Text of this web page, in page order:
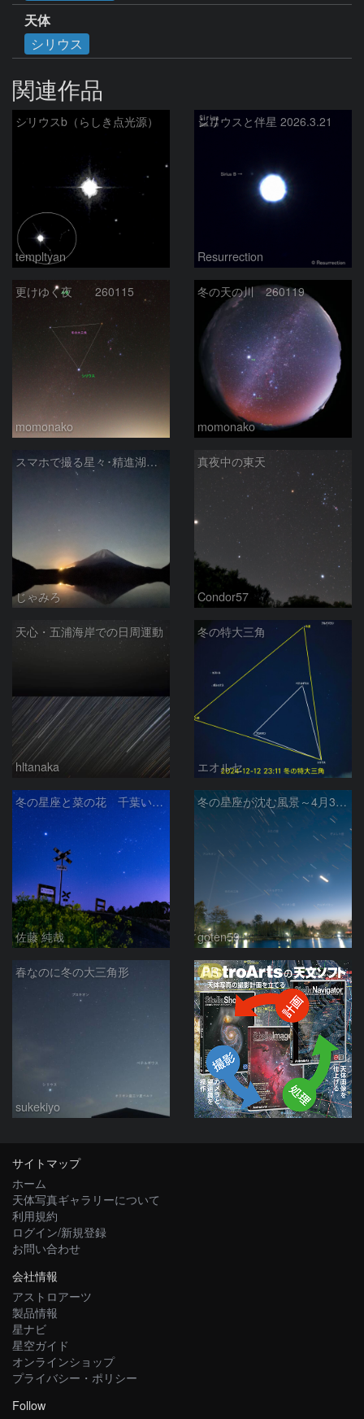
天体
シリウス
関連作品
シリウスb（らしき点光源）
templtyan
シリウスと伴星 2026.3.21
Resurrection
更けゆく夜 260115
momonako
冬の天の川 260119
momonako
スマホで撮る星々･精進湖での冬の星座
じゃみろ
真夜中の東天
Condor57
天心・五浦海岸での日周運動
hltanaka
冬の特大三角
エオルセ
冬の星座と菜の花 千葉いすみ鉄道 第二五之町踏切で
佐藤 純哉
冬の星座が沈む風景～4月30日の夕暮れ
goten59
春なのに冬の大三角形
sukekiyo
PR
サイトマップ
ホーム
天体写真ギャラリーについて
利用規約
ログイン/新規登録
お問い合わせ
会社情報
アストロアーツ
製品情報
星ナビ
星空ガイド
オンラインショップ
プライバシー・ポリシー
Follow